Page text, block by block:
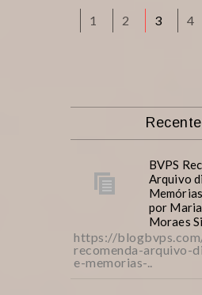
1 2 3 4
BVPS
Arquivo
por
Moraes
https://
recomenda-arquivo-
e-memorias-..